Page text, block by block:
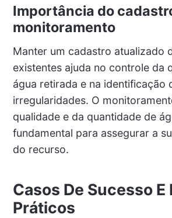
Importância do
monitoramento
Manter um cadastro atualizado
existentes ajuda no controle da
água retirada e na identificação
irregularidades. O
qualidade e da quantidade de
fundamental para assegurar a
do recurso.
Casos De Sucesso E
Práticos